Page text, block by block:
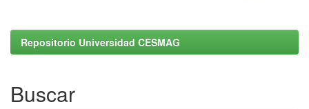
Repositorio Universidad CESMAG
Buscar